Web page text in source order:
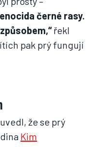
černé rasy.
řekl
pak prý fungují
že se prý
Kim